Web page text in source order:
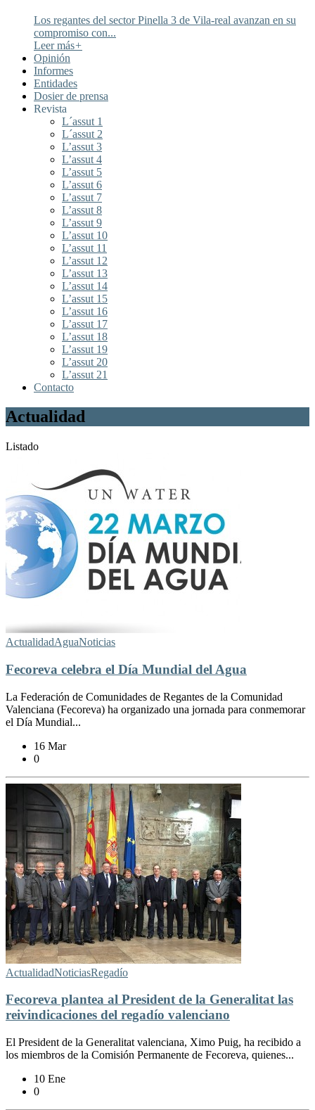
Los regantes del sector Pinella 3 de Vila-real avanzan en su
compromiso con...
Leer más+
Opinión
Informes
Entidades
Dosier de prensa
Revista
L´assut 1
L´assut 2
L’assut 3
L’assut 4
L’assut 5
L’assut 6
L’assut 7
L’assut 8
L’assut 9
L’assut 10
L’assut 11
L’assut 12
L’assut 13
L’assut 14
L’assut 15
L’assut 16
L’assut 17
L’assut 18
L’assut 19
L’assut 20
L’assut 21
Contacto
Actualidad
Listado
ActualidadAguaNoticias
Fecoreva celebra el Día Mundial del Agua
La Federación de Comunidades de Regantes de la Comunidad
Valenciana (Fecoreva) ha organizado una jornada para conmemorar
el Día Mundial...
16 Mar
0
ActualidadNoticiasRegadío
Fecoreva plantea al President de la Generalitat las
reivindicaciones del regadío valenciano
El President de la Generalitat valenciana, Ximo Puig, ha recibido a
los miembros de la Comisión Permanente de Fecoreva, quienes...
10 Ene
0